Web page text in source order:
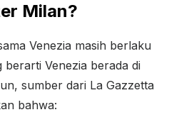
Milan?
Venezia masih berlaku
berarti Venezia berada di
sumber dari La Gazzetta
bahwa: